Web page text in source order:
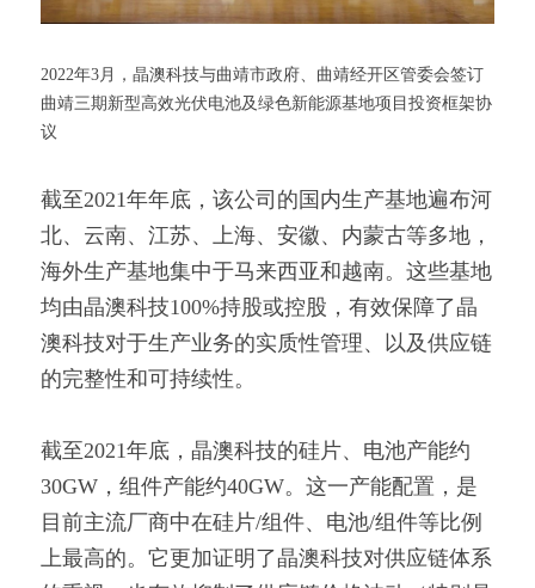
2022年3月，晶澳科技与曲靖市政府、曲靖经开区管委会签订
曲靖三期新型高效光伏电池及绿色新能源基地项目投资框架协
议
截至2021年年底，该公司的国内生产基地遍布河
北、云南、江苏、上海、安徽、内蒙古等多地，
海外生产基地集中于马来西亚和越南。这些基地
均由晶澳科技100%持股或控股，有效保障了晶
澳科技对于生产业务的实质性管理、以及供应链
的完整性和可持续性。
截至2021年底，晶澳科技的硅片、电池产能约
30GW，组件产能约40GW。这一产能配置，是
目前主流厂商中在硅片/组件、电池/组件等比例
上最高的。它更加证明了晶澳科技对供应链体系